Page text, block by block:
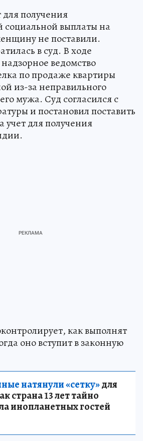
получения
выплаты на
не поставили.
в суд. В ходе
ведомство
по продаже квартиры
из-за неправильного
мужа. Суд согласился с
и постановил поставить
учет для получения
как выполнят
оно вступит в законную
натянули «сетку»для
страна 13 лет тайно
инопланетных гостей